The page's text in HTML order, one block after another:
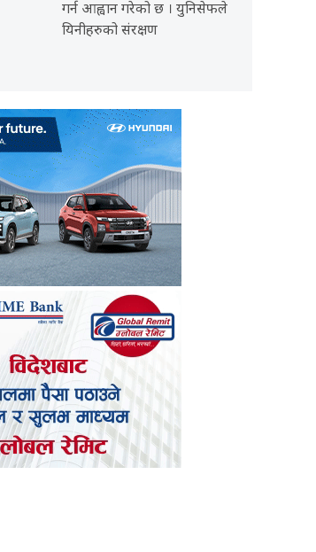
गर्न आह्वान गरेको छ । युनिसेफले
यिनीहरुको संरक्षण